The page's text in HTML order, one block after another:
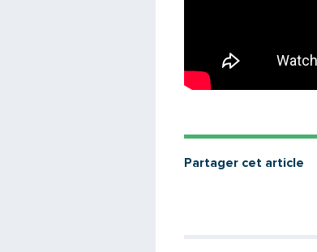
Partager cet article